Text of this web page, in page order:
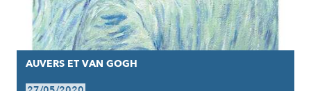
AUVERS ET VAN GOGH